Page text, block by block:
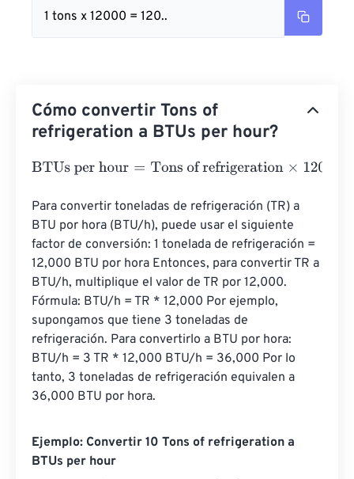
1 tons x 12000 = 120..
Cómo convertir Tons of
refrigeration a BTUs per hour?
BTUs per hour=Tons of refrigeration×12000
Para convertir toneladas de refrigeración (TR) a
BTU por hora (BTU/h), puede usar el siguiente
factor de conversión: 1 tonelada de refrigeración =
12,000 BTU por hora Entonces, para convertir TR a
BTU/h, multiplique el valor de TR por 12,000.
Fórmula: BTU/h = TR * 12,000 Por ejemplo,
supongamos que tiene 3 toneladas de
refrigeración. Para convertirlo a BTU por hora:
BTU/h = 3 TR * 12,000 BTU/h = 36,000 Por lo
tanto, 3 toneladas de refrigeración equivalen a
36,000 BTU por hora.
Ejemplo: Convertir 10 Tons of refrigeration a
BTUs per hour